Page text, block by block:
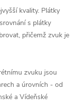
kvality. Plátky
s plátky
přičemž zvuk je
zvuku jsou
a úrovních - od
a Vídeňské